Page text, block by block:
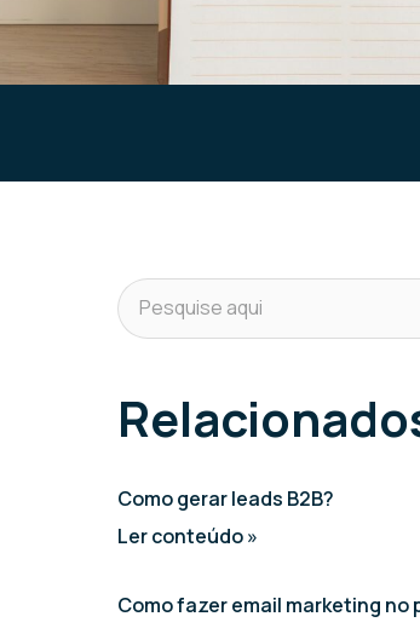
Como gerar leads B2B?
Ler conteúdo »
Como fazer email marketing no